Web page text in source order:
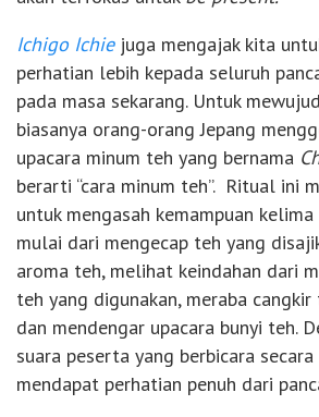
Ichigo Ichiejuga mengajak kita
perhatian lebih kepada seluruh
pada masa sekarang. Untuk
biasanya orang-orang Jepang
upacara minum teh yang bernama
berarti “cara minum teh”. Ritual ini
untuk mengasah kemampuan
mulai dari mengecap teh yang
aroma teh, melihat keindahan dari
teh yang digunakan, meraba cangkir
dan mendengar upacara bunyi teh.
suara peserta yang berbicara
mendapat perhatian penuh dari